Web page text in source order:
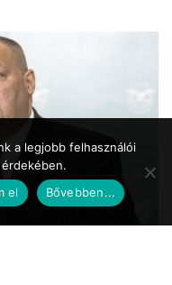
a legjobb felhasználói
el Bővebben...